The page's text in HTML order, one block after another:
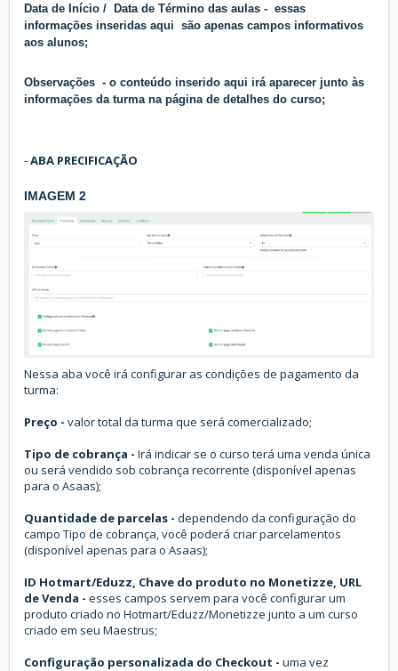
Data de Início / Data de Término das aulas - essas
informações inseridas aqui são apenas campos informativos
aos alunos;
Observações - o conteúdo inserido aqui irá aparecer junto às
informações da turma na página de detalhes do curso;
-ABA PRECIFICAÇÃO
IMAGEM 2
Nessa aba você irá configurar as condições de pagamento da
turma:
Preço - valor total da turma que será comercializado;
Tipo de cobrança - Irá indicar se o curso terá uma venda única
ou será vendido sob cobrança recorrente (disponível apenas
para o Asaas);
Quantidade de parcelas - dependendo da configuração do
campo Tipo de cobrança, você poderá criar parcelamentos
(disponível apenas para o Asaas);
ID Hotmart/Eduzz, Chave do produto no Monetizze, URL
de Venda - esses campos servem para você configurar um
produto criado no Hotmart/Eduzz/Monetizze junto a um curso
criado em seu Maestrus;
Configuração personalizada do Checkout - uma vez